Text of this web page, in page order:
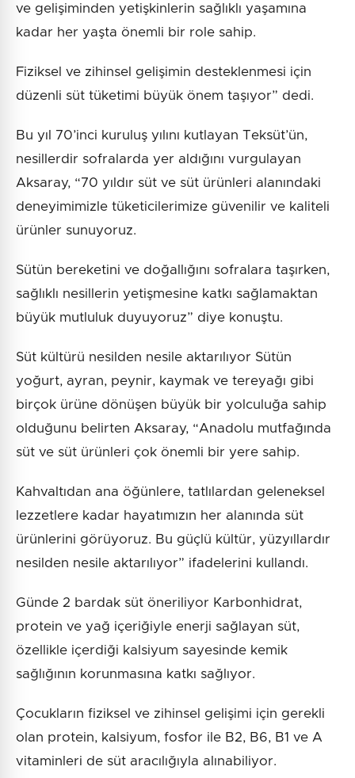
ve gelişiminden yetişkinlerin sağlıklı yaşamına
kadar her yaşta önemli bir role sahip.
Fiziksel ve zihinsel gelişimin desteklenmesi için
düzenli süt tüketimi büyük önem taşıyor” dedi.
Bu yıl 70’inci kuruluş yılını kutlayan Teksüt’ün,
nesillerdir sofralarda yer aldığını vurgulayan
Aksaray, “70 yıldır süt ve süt ürünleri alanındaki
deneyimimizle tüketicilerimize güvenilir ve kaliteli
ürünler sunuyoruz.
Sütün bereketini ve doğallığını sofralara taşırken,
sağlıklı nesillerin yetişmesine katkı sağlamaktan
büyük mutluluk duyuyoruz” diye konuştu.
Süt kültürü nesilden nesile aktarılıyor Sütün
yoğurt, ayran, peynir, kaymak ve tereyağı gibi
birçok ürüne dönüşen büyük bir yolculuğa sahip
olduğunu belirten Aksaray, “Anadolu mutfağında
süt ve süt ürünleri çok önemli bir yere sahip.
Kahvaltıdan ana öğünlere, tatlılardan geleneksel
lezzetlere kadar hayatımızın her alanında süt
ürünlerini görüyoruz. Bu güçlü kültür, yüzyıllardır
nesilden nesile aktarılıyor” ifadelerini kullandı.
Günde 2 bardak süt öneriliyor Karbonhidrat,
protein ve yağ içeriğiyle enerji sağlayan süt,
özellikle içerdiği kalsiyum sayesinde kemik
sağlığının korunmasına katkı sağlıyor.
Çocukların fiziksel ve zihinsel gelişimi için gerekli
olan protein, kalsiyum, fosfor ile B2, B6, B1 ve A
vitaminleri de süt aracılığıyla alınabiliyor.